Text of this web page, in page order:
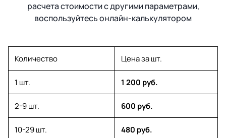
расчета стоимости с другими параметрами,
воспользуйтесь онлайн-калькулятором
Количество Цена за шт.
1 шт. 1 200 руб.
2-9 шт. 600 руб.
10-29 шт. 480 руб.